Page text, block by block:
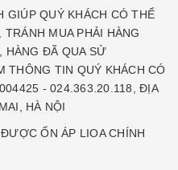
QUÝ KHÁCH CÓ THỂ
MUA PHẢI HÀNG
HÀNG ĐÃ QUA SỬ
THÔNG TIN QUÝ KHÁCH CÓ
- 024.363.20.118, ĐỊA
HÀ NỘI
ỔN ÁP LIOA CHÍNH